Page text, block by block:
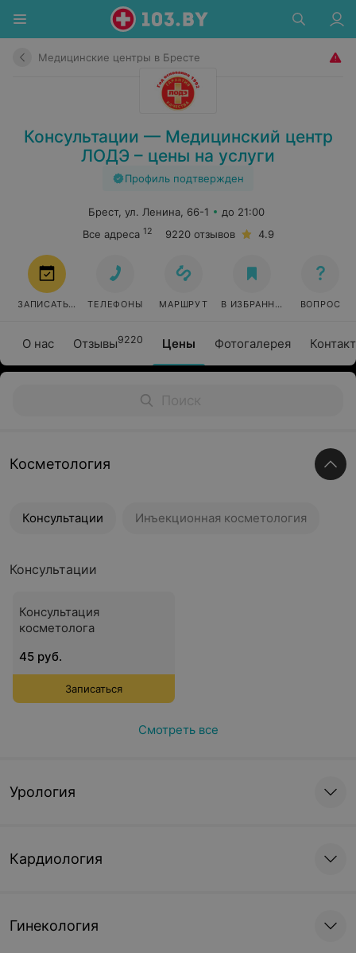
Медицинские центры в Бресте
Консультации — Медицинский центр
ЛОДЭ – цены на услуги
Профиль подтвержден
О нас Отзывы9220 Цены Фотогалерея
Брест, ул. Ленина, 66-1
до 21:00
Все адреса 12 9220 отзывов 4.9
ЗАПИСАТЬСЯ ТЕЛЕФОНЫ МАРШРУТ В ИЗБРАННОЕ ВОПРОС
Косметология
Консультации Инъекционная косметология
Консультации
Консультация
косметолога
45 руб.
Записаться
Смотреть все
Урология
Кардиология
Гинекология